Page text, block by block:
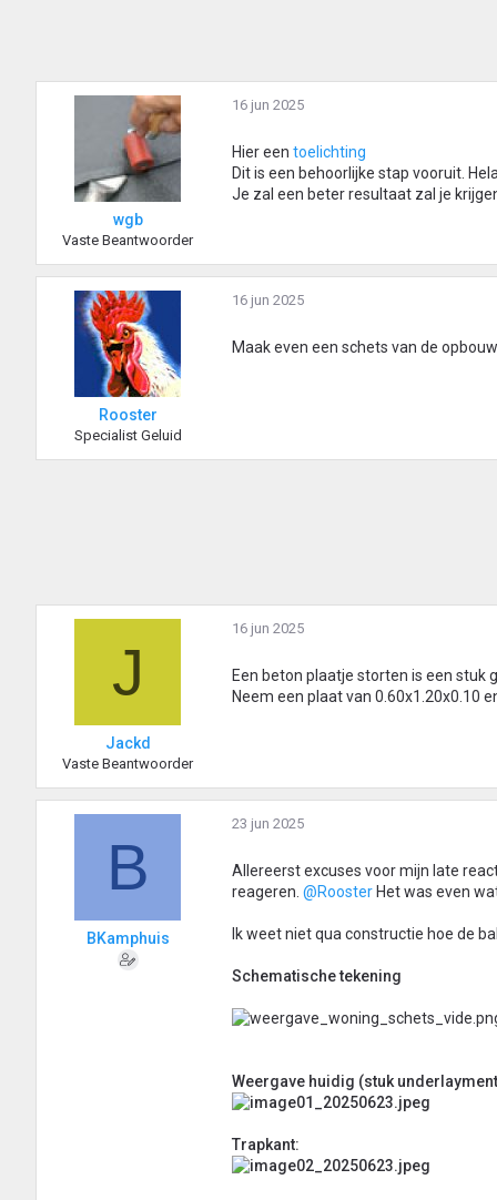
wgb
Vaste Beantwoorder
16 jun 2025
Hier een toelichting
Dit is een behoorlijke stap vooruit.
Je zal een beter resultaat zal je
Rooster
Specialist Geluid
16 jun 2025
Maak even een schets van de
J
Jackd
Vaste Beantwoorder
16 jun 2025
Een beton plaatje storten is een
Neem een plaat van 0.60x1.20x0.10
B
BKamphuis
23 jun 2025
Allereerst excuses voor mijn late
reageren. @Rooster Het was even
Ik weet niet qua constructie hoe de
Schematische tekening
Weergave huidig (stuk
Trapkant: